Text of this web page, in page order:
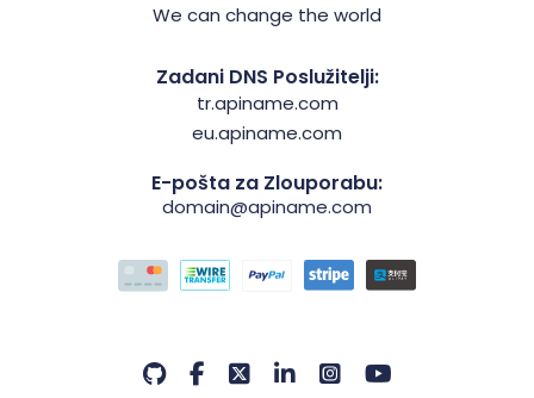
We can change the world
Zadani DNS Poslužitelji:
tr.apiname.com
eu.apiname.com
E-pošta za Zlouporabu:
domain@apiname.com